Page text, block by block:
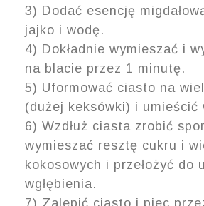
3) Dodać esencję migd
jajko i wodę.
4) Dokładnie wymieszać i
na blacie przez 1 minutę.
5) Uformować ciasto na
(dużej keksówki) i umieścić
6) Wzdłuż ciasta zrobić
wymieszać resztę cukru i
kokosowych i przełożyć do
wgłębienia.
7) Zalepić ciasto i piec pr